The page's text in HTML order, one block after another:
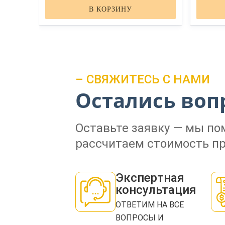
В КОРЗИНУ
– СВЯЖИТЕСЬ С НАМИ
Остались
Оставьте заявку — мы
рассчитаем стоимость
Экспертная
консультация
ОТВЕТИМ НА ВСЕ
ВОПРОСЫ И